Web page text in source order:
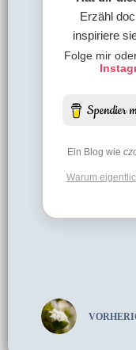
Erzähl
inspiriere
Folge mir
Ein Blog wie
Warum